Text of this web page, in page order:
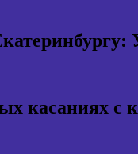
касаниях с